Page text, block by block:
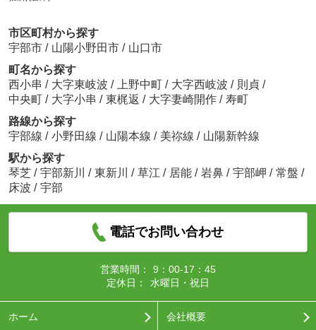
市区町村から探す
宇部市 / 山陽小野田市 / 山口市
町名から探す
西小串 / 大字東岐波 / 上野中町 / 大字西岐波 / 則貞 /
中央町 / 大字小串 / 東梶返 / 大字妻崎開作 / 寿町
路線から探す
宇部線 / 小野田線 / 山陽本線 / 美祢線 / 山陽新幹線
駅から探す
琴芝 / 宇部新川 / 東新川 / 草江 / 居能 / 岩鼻 / 宇部岬 / 常盤 /
床波 / 宇部
電話でお問い合わせ
営業時間：
9：00-17：45
定休日：
水曜日・祝日
ホーム 会社概要